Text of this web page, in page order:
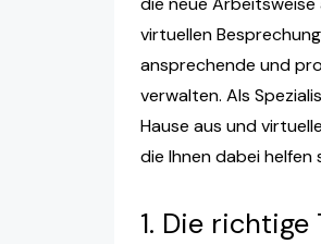
virtuellen
ansprechende und
verwalten. Als
Hause aus und
die Ihnen dabei helfen
1. Die